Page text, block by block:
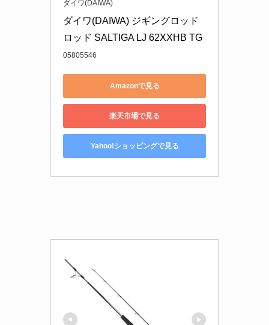
ダイワ(DAIWA)
ダイワ(DAIWA) ジギングロッド
ロッド SALTIGA LJ 62XXHB TG
05805546
Amazonで見る
楽天市場で見る
Yahoo!ショッピングで見る